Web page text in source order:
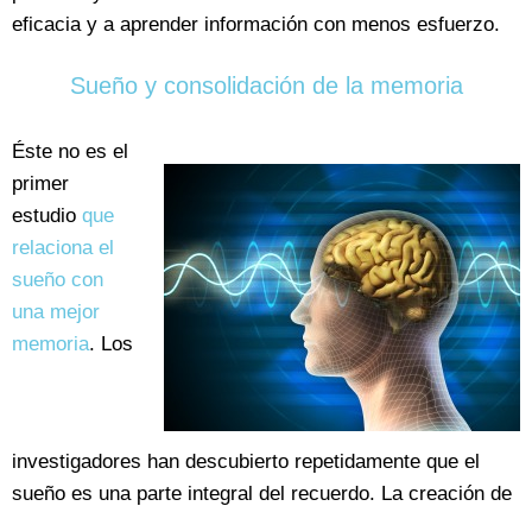
eficacia y a aprender información con menos esfuerzo.
Sueño y consolidación de la memoria
Éste no es el
primer
estudio que
relaciona el
sueño con
una mejor
memoria. Los
investigadores han descubierto repetidamente que el
sueño es una parte integral del recuerdo. La creación de